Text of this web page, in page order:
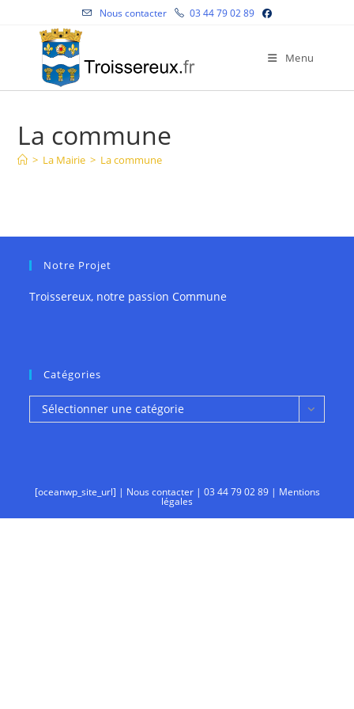
Nous contacter 03 44 79 02 89
Menu
La commune
> La Mairie > La commune
Notre Projet
Troissereux, notre passion Commune
Catégories
Catégories
Sélectionner une catégorie
[oceanwp_site_url] | Nous contacter| 03 44 79 02 89| Mentions
légales